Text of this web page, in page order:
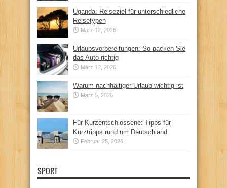
Uganda: Reiseziel für unterschiedliche
Reisetypen
März 12, 2026
Urlaubsvorbereitungen: So packen Sie
das Auto richtig
März 12, 2026
Warum nachhaltiger Urlaub wichtig ist
März 5, 2026
Für Kurzentschlossene: Tipps für
Kurztripps rund um Deutschland
Februar 25, 2026
SPORT